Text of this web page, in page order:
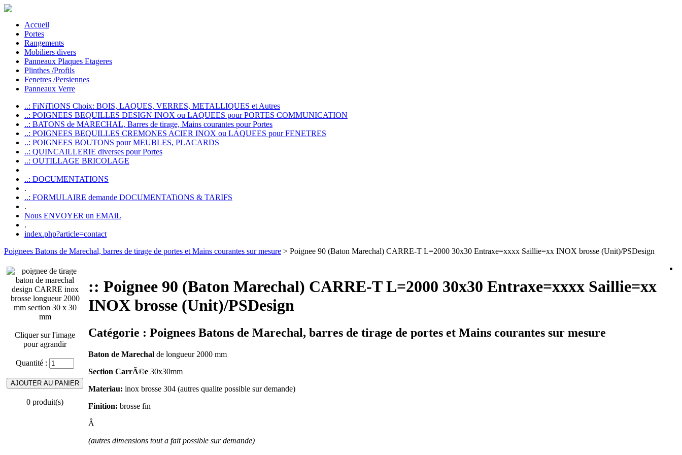
Accueil
Portes
Rangements
Mobiliers divers
Panneaux Plaques Etageres
Plinthes /Profils
Fenetres /Persiennes
Panneaux Verre
..: FiNiTiONS Choix: BOIS, LAQUES, VERRES, METALLIQUES et Autres
..: POIGNEES BEQUILLES DESIGN INOX ou LAQUEES pour PORTES COMMUNICATION
..: BATONS de MARECHAL, Barres de tirage, Mains courantes pour Portes
..: POIGNEES BEQUILLES CREMONES ACIER INOX ou LAQUEES pour FENETRES
..: POIGNEES BOUTONS pour MEUBLES, PLACARDS
..: QUINCAILLERIE diverses pour Portes
..: OUTILLAGE BRICOLAGE
..: DOCUMENTATIONS
.
..: FORMULAIRE demande DOCUMENTATiONS & TARIFS
.
Nous ENVOYER un EMAiL
.
index.php?article=contact
Poignees Batons de Marechal, barres de tirage de portes et Mains courantes sur mesure > Poignee 90 (Baton Marechal) CARRE-T L=2000 30x30 Entraxe=xxxx Saillie=xx INOX brosse (Unit)/PSDesign
Cliquer sur l'image
pour agrandir
Quantité :
0 produit(s)
:: Poignee 90 (Baton Marechal) CARRE-T L=2000 30x30 Entraxe=xxxx Saillie=xx
INOX brosse (Unit)/PSDesign
Catégorie : Poignees Batons de Marechal, barres de tirage de portes et Mains courantes sur mesure
Baton de Marechal de longueur 2000 mm
Section CarrÃ©e 30x30mm
Materiau: inox brosse 304 (autres qualite possible sur demande)
Finition: brosse fin
Â
(autres dimensions tout a fait possible sur demande)